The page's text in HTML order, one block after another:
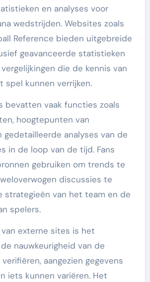
en analyses voor
wedstrijden. Websites zoals
Reference bieden uitgebreide
geavanceerde statistieken
die de kennis van
spel kunnen verrijken.
bevatten vaak functies zoals
hoogtepunten van
analyses van de
in de loop van de tijd. Fans
gebruiken om trends te
discussies te
strategieën van het team en de
spelers.
externe sites is het
nauwkeurigheid van de
aangezien gegevens
iets kunnen variëren. Het